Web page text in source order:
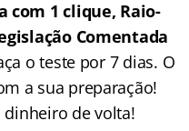
com 1 clique, Raio-
Comentada
o teste por 7 dias. O
a sua preparação!
dinheiro de volta!